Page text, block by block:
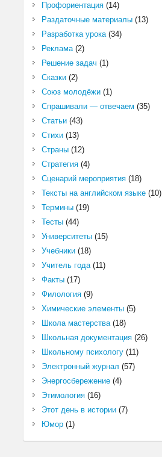
Профориентация(14)
Раздаточные материалы(13)
Разработка урока(34)
Реклама(2)
Решение задач (1)
Сказки(2)
Союз молодёжи(1)
Спрашивали — отвечаем (35)
Статьи(43)
Стихи(13)
Страны(12)
Стратегия(4)
Сценарий мероприятия(18)
Тексты на английском языке(10)
Термины(19)
Тесты(44)
Университеты(15)
Учебники(18)
Учитель года(11)
Факты(17)
Филология(9)
Химические элементы(5)
Школа мастерства(18)
Школьная документация(26)
Школьному психологу(11)
Электронный журнал (57)
Энергосбережение(4)
Этимология(16)
Этот день в истории(7)
Юмор(1)